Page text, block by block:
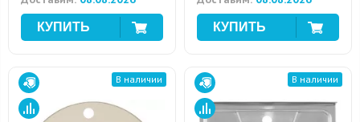
В наличии В наличии